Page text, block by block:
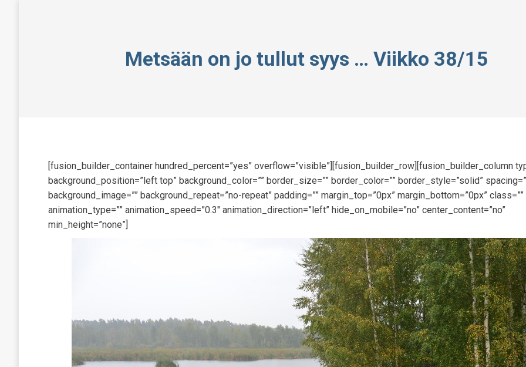
Metsään on jo tullut syys … Viikko 38/15
[fusion_builder_container hundred_percent=”yes” overflow=”visible”][fusion_builder_row][fusion_builder_column
background_position=”left top” background_color=”” border_size=”” border_color=”” border_style=”solid”
background_image=”” background_repeat=”no-repeat” padding=”” margin_top=”0px” margin_bottom=”0px” class=””
animation_type=”” animation_speed=”0.3″ animation_direction=”left” hide_on_mobile=”no” center_content=”no”
min_height=”none”]